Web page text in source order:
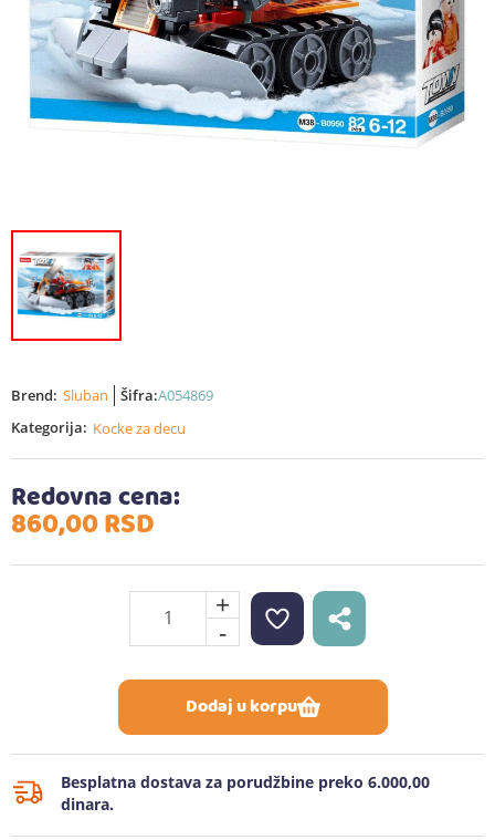
Brend: Sluban Šifra:A054869
Kategorija: Kocke za decu
Redovna cena:
860,00RSD
+
-
Dodaj u korpu
Besplatna dostava za porudžbine preko 6.000,00
dinara.